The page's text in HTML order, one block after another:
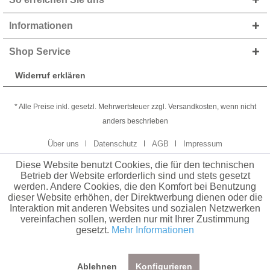
Informationen
Shop Service
Widerruf erklären
* Alle Preise inkl. gesetzl. Mehrwertsteuer zzgl. Versandkosten, wenn nicht
anders beschrieben
Über uns Datenschutz AGB Impressum
Diese Website benutzt Cookies, die für den technischen
Betrieb der Website erforderlich sind und stets gesetzt
werden. Andere Cookies, die den Komfort bei Benutzung
dieser Website erhöhen, der Direktwerbung dienen oder die
Interaktion mit anderen Websites und sozialen Netzwerken
vereinfachen sollen, werden nur mit Ihrer Zustimmung
gesetzt. Mehr Informationen
Ablehnen Konfigurieren